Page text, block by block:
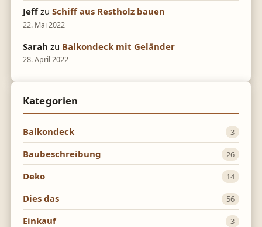
JeffzuSchiff aus Restholz bauen
22. Mai 2022
Sarah zu Balkondeck mit Geländer
28. April 2022
Kategorien
Balkondeck 3
Baubeschreibung 26
Deko 14
Dies das 56
Einkauf 3